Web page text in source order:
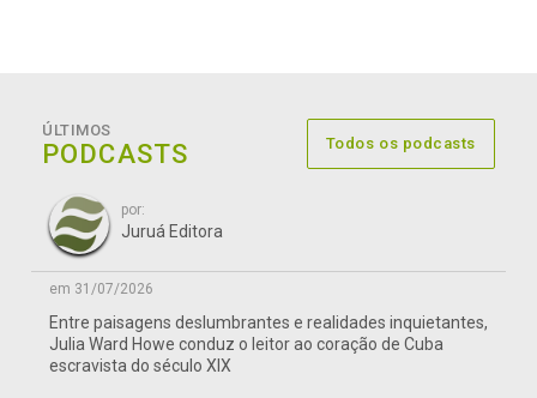
ÚLTIMOS
PODCASTS Todos os podcasts
por:
Juruá Editora
em 31/07/2026
Entre paisagens deslumbrantes e realidades inquietantes,
Julia Ward Howe conduz o leitor ao coração de Cuba
escravista do século XIX